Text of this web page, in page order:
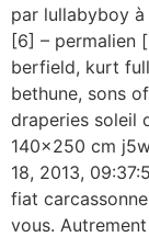
par lullabyboy
[6] – permalien
berfield, kurt
bethune, sons
draperies soleil
140×250 cm
18, 2013,
fiat
vous.